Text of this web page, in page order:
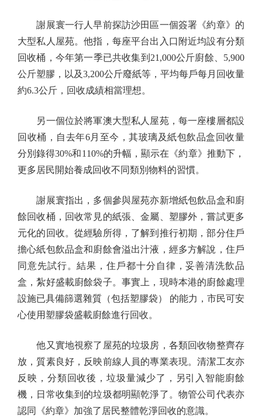
謝展寰一行人早前探訪沙田區一個簽署《約章》的
大型私人屋苑。他指，每座平台出入口附近均設有分類
回收桶，今年第一季已共收集到21,000公斤廚餘、5,900
公斤塑膠，以及3,200公斤廢紙等，平均每戶每月回收量
約6.3公斤，回收成績相當理想。
另一個位於將軍澳大型私人屋苑，每一座樓層都設
回收桶，自去年6月至今，其玻璃及紙包飲品盒回收量
分別錄得30%和110%的升幅，顯示在《約章》推動下，
更多居民開始養成回收不同類別物料的習慣。
謝展寰指出，多個參與屋苑亦新增紙包飲品盒和廚
餘回收桶，回收常見的紙張、金屬、塑膠外，嘗試更多
元化的回收。從經驗所得，了解到推行初期，部分住戶
擔心紙包飲品盒和廚餘會溢出汁液，經多方解說，住戶
同意先試行。結果，住戶都十分自律，妥善清洗飲品
盒，紮好盛載廚餘袋子。事實上，現時本港的廚餘處理
設施已具備篩選雜質（包括塑膠袋） 的能力，市民可安
心使用塑膠袋盛載廚餘進行回收。
他又實地視察了屋苑的垃圾房，各類回收物整齊存
放，質素良好，反映前線人員的專業表現。清潔工友亦
反映，分類回收後，垃圾量減少了，另引入智能廚餘
機，日常收集到的垃圾都明顯乾淨了。物管公司代表亦
認同《約章》加強了居民整體乾淨回收的意識。